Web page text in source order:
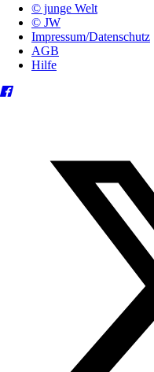
© junge Welt
© JW
Impressum/Datenschutz
AGB
Hilfe